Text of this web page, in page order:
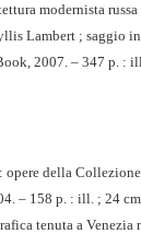
modernista
Lambert ; saggio
2007. – 347 p. :
della Collezione
– 158 p. : ill. ; 24 cm
tenuta a Venezia